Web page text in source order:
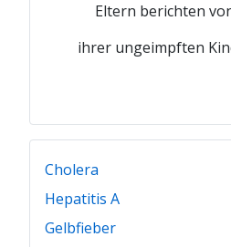
Eltern berichten
ihrer ungeimpften
Cholera
Hepatitis A
Gelbfieber